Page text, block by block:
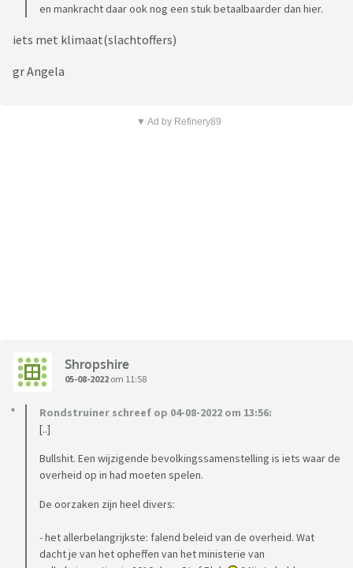
en mankracht daar ook nog een stuk betaalbaarder dan hier.
iets met klimaat(slachtoffers)
gr Angela
▼ Ad by Refinery89
Shropshire
05-08-2022 om 11:58
Rondstruiner schreef op 04-08-2022 om 13:56:
[..]
Bullshit. Een wijzigende bevolkingssamenstelling is iets waar de
overheid op in had moeten spelen.
De oorzaken zijn heel divers:
- het allerbelangrijkste: falend beleid van de overheid. Wat
dacht je van het opheffen van het ministerie van